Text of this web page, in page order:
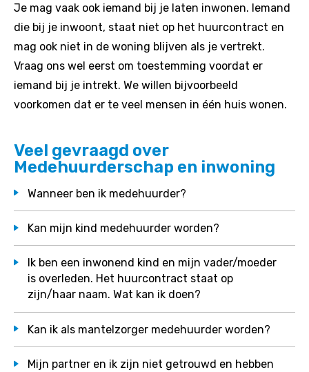
Je mag vaak ook iemand bij je laten inwonen. Iemand
die bij je inwoont, staat niet op het huurcontract en
mag ook niet in de woning blijven als je vertrekt.
Vraag ons wel eerst om toestemming voordat er
iemand bij je intrekt. We willen bijvoorbeeld
voorkomen dat er te veel mensen in één huis wonen.
Veel gevraagd over
Medehuurderschap en inwoning
Wanneer ben ik medehuurder?
Kan mijn kind medehuurder worden?
is overleden. Het huurcontract staat op
zijn/haar naam. Wat kan ik doen?
Kan ik als mantelzorger medehuurder worden?
Mijn partner en ik zijn niet getrouwd en hebben